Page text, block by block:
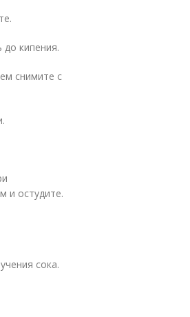
кипения.
снимите с
и остудите.
сока.